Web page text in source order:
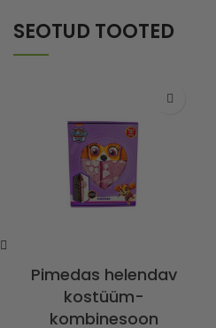
SEOTUD TOOTED
Pimedas helendav
kostüüm-
kombinesoon